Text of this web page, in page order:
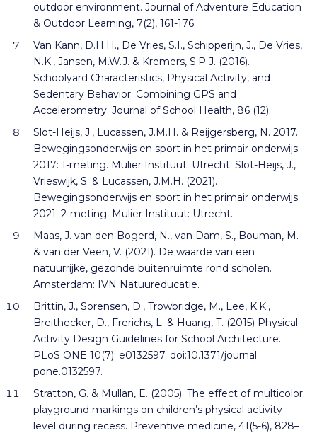
outdoor environment. Journal of Adventure Education
& Outdoor Learning, 7(2), 161-176.
Van Kann, D.H.H., De Vries, S.I., Schipperijn, J., De Vries,
N.K., Jansen, M.W.J. & Kremers, S.P.J. (2016).
Schoolyard Characteristics, Physical Activity, and
Sedentary Behavior: Combining GPS and
Accelerometry. Journal of School Health, 86 (12).
Slot-Heijs, J., Lucassen, J.M.H. & Reijgersberg, N. 2017.
Bewegingsonderwijs en sport in het primair onderwijs
2017: 1-meting. Mulier Instituut: Utrecht. Slot-Heijs, J.,
Vrieswijk, S. & Lucassen, J.M.H. (2021).
Bewegingsonderwijs en sport in het primair onderwijs
2021: 2-meting. Mulier Instituut: Utrecht.
Maas, J. van den Bogerd, N., van Dam, S., Bouman, M.
& van der Veen, V. (2021). De waarde van een
natuurrijke, gezonde buitenruimte rond scholen.
Amsterdam: IVN Natuureducatie.
Brittin, J., Sorensen, D., Trowbridge, M., Lee, K.K.,
Breithecker, D., Frerichs, L. & Huang, T. (2015) Physical
Activity Design Guidelines for School Architecture.
PLoS ONE 10(7): e0132597. doi:10.1371/journal.
pone.0132597.
Stratton, G. & Mullan, E. (2005). The effect of multicolor
playground markings on children’s physical activity
level during recess. Preventive medicine, 41(5-6), 828–